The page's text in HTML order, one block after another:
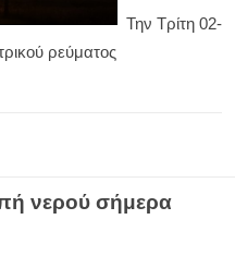
Την Τρίτη 02-
ρεύματος
νερού σήμερα